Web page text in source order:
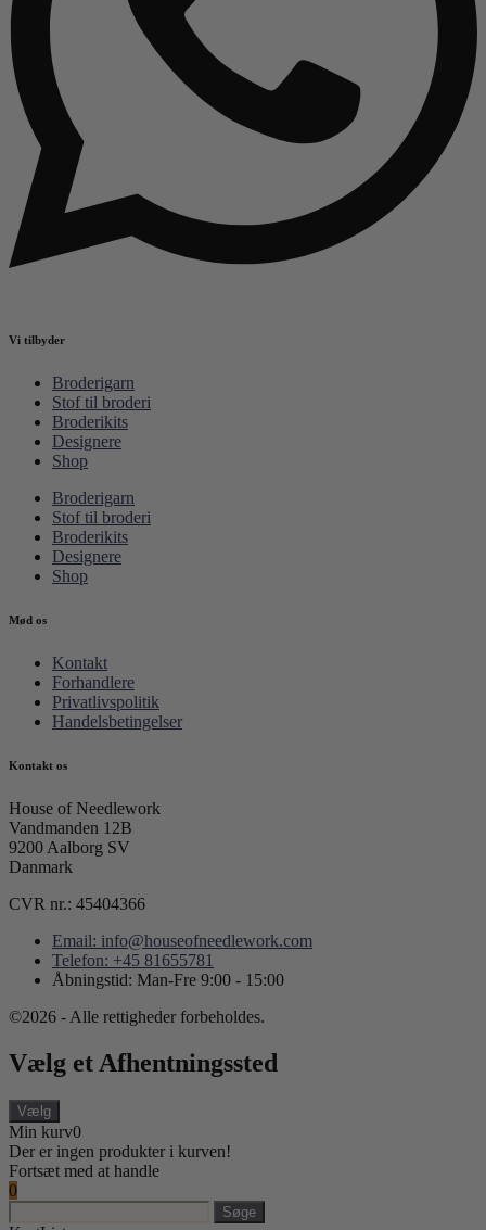
Vi tilbyder
Broderigarn
Stof til broderi
Broderikits
Designere
Shop
Broderigarn
Stof til broderi
Broderikits
Designere
Shop
Mød os
Kontakt
Forhandlere
Privatlivspolitik
Handelsbetingelser
Kontakt os
House of Needlework
Vandmanden 12B
9200 Aalborg SV
Danmark
CVR nr.: 45404366
Email: info@houseofneedlework.com
Telefon: +45 81655781
Åbningstid: Man-Fre 9:00 - 15:00
©2026 - Alle rettigheder forbeholdes.
Vælg et Afhentningssted
Vælg
Min kurv0
Der er ingen produkter i kurven!
Fortsæt med at handle
0
Søge